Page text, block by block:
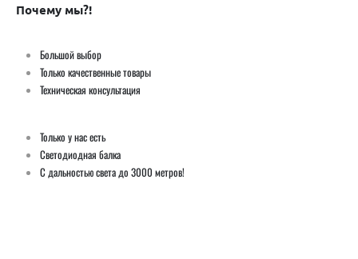
Почему мы?!
Большой выбор
Только качественные товары
Техническая консультация
Только у нас есть
Светодиодная балка
С дальностью света до 3000 метров!